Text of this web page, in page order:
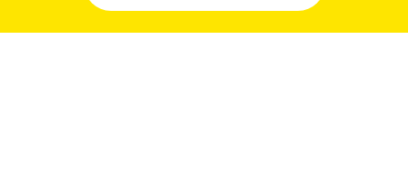
СТИКЕРЫ ARZAMAS